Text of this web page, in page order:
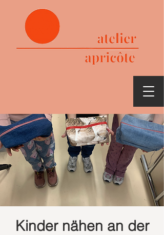
Kinder nähen an der